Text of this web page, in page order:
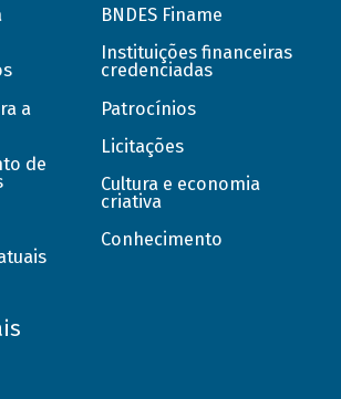
a
de
BNDES Finame
Instituições financeiras
credenciadas
Patrocínios
Licitações
Cultura e economia
criativa
Conhecimento